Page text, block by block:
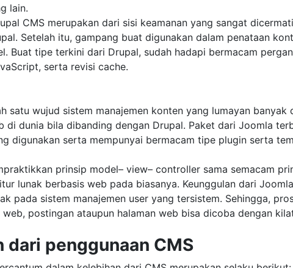
lain.
CMS merupakan dari sisi keamanan yang sangat
Setelah itu, gampang buat digunakan dalam penataan
Buat tipe terkini dari Drupal, sudah hadapi bermacam
serta revisi cache.
satu wujud sistem manajemen konten yang lumayan banyak
di dunia bila dibanding dengan Drupal. Paket dari Joomla
digunakan serta mempunyai bermacam tipe plugin serta
prinsip model– view– controller sama semacam
lunak berbasis web pada biasanya. Keunggulan dari
pada sistem manajemen user yang tersistem. Sehingga,
web, postingan ataupun halaman web bisa dicoba dengan
dari penggunaan CMS